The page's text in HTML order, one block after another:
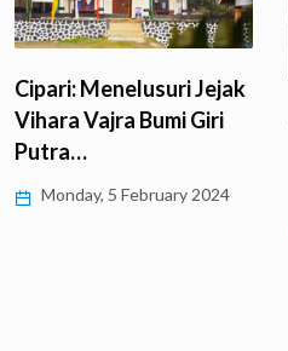
Cipari: Menelusuri Jejak
Vihara Vajra Bumi Giri
Putra…
Monday, 5 February 2024